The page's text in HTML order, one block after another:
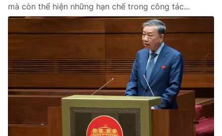
mà còn thể hiện những hạn chế trong công tác...